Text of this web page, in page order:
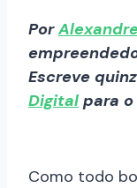
Por
Escreve
Digital para o
Como todo